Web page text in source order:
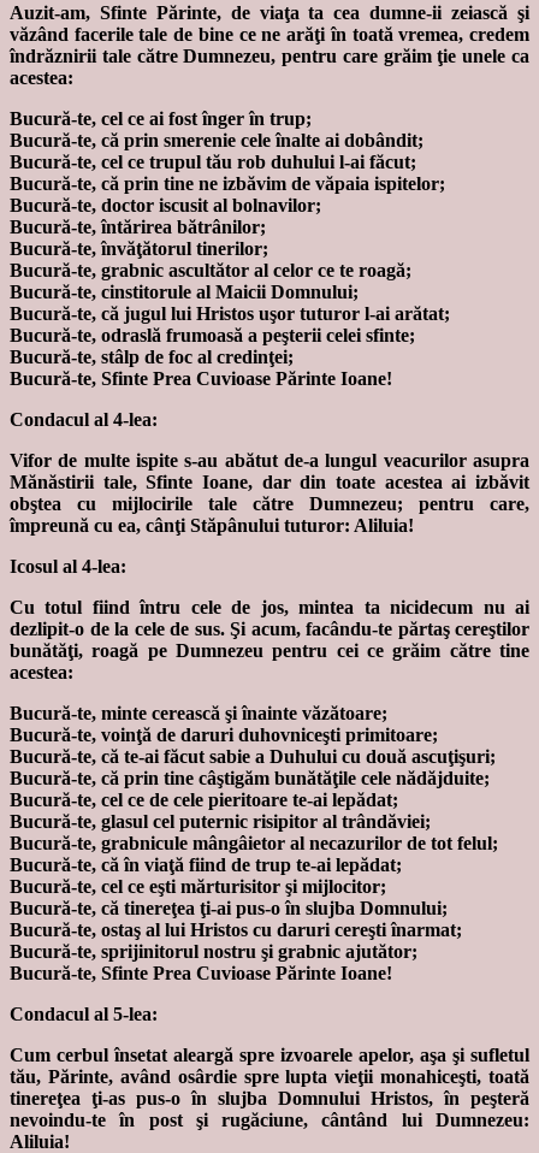
Auzit-am, Sfinte Părinte, de viaţa ta cea dumne-ii zeiască şi
văzând facerile tale de bine ce ne arăţi în toată vremea, credem
îndrăznirii tale către Dumnezeu, pentru care grăim ţie unele ca
acestea:
Bucură-te, cel ce ai fost înger în trup;
Bucură-te, că prin smerenie cele înalte ai dobândit;
Bucură-te, cel ce trupul tău rob duhului l-ai făcut;
Bucură-te, că prin tine ne izbăvim de văpaia ispitelor;
Bucură-te, doctor iscusit al bolnavilor;
Bucură-te, întărirea bătrânilor;
Bucură-te, învăţătorul tinerilor;
Bucură-te, grabnic ascultător al celor ce te roagă;
Bucură-te, cinstitorule al Maicii Domnului;
Bucură-te, că jugul lui Hristos uşor tuturor l-ai arătat;
Bucură-te, odraslă frumoasă a peşterii celei sfinte;
Bucură-te, stâlp de foc al credinţei;
Bucură-te, Sfinte Prea Cuvioase Părinte Ioane!
Condacul al 4-lea:
Vifor de multe ispite s-au abătut de-a lungul veacurilor asupra
Mănăstirii tale, Sfinte Ioane, dar din toate acestea ai izbăvit
obştea cu mijlocirile tale către Dumnezeu; pentru care,
împreună cu ea, cânţi Stăpânului tuturor: Aliluia!
Icosul al 4-lea:
Cu totul fiind întru cele de jos, mintea ta nicidecum nu ai
dezlipit-o de la cele de sus. Şi acum, facându-te părtaş cereştilor
bunătăţi, roagă pe Dumnezeu pentru cei ce grăim către tine
acestea:
Bucură-te, minte cerească şi înainte văzătoare;
Bucură-te, voinţă de daruri duhovniceşti primitoare;
Bucură-te, că te-ai făcut sabie a Duhului cu două ascuţişuri;
Bucură-te, că prin tine câştigăm bunătăţile cele nădăjduite;
Bucură-te, cel ce de cele pieritoare te-ai lepădat;
Bucură-te, glasul cel puternic risipitor al trândăviei;
Bucură-te, grabnicule mângâietor al necazurilor de tot felul;
Bucură-te, că în viaţă fiind de trup te-ai lepădat;
Bucură-te, cel ce eşti mărturisitor şi mijlocitor;
Bucură-te, că tinereţea ţi-ai pus-o în slujba Domnului;
Bucură-te, ostaş al lui Hristos cu daruri cereşti înarmat;
Bucură-te, sprijinitorul nostru şi grabnic ajutător;
Bucură-te, Sfinte Prea Cuvioase Părinte Ioane!
Condacul al 5-lea:
Cum cerbul însetat aleargă spre izvoarele apelor, aşa şi sufletul
tău, Părinte, având osârdie spre lupta vieţii monahiceşti, toată
tinereţea ţi-as pus-o în slujba Domnului Hristos, în peşteră
nevoindu-te în post şi rugăciune, cântând lui Dumnezeu:
Aliluia!